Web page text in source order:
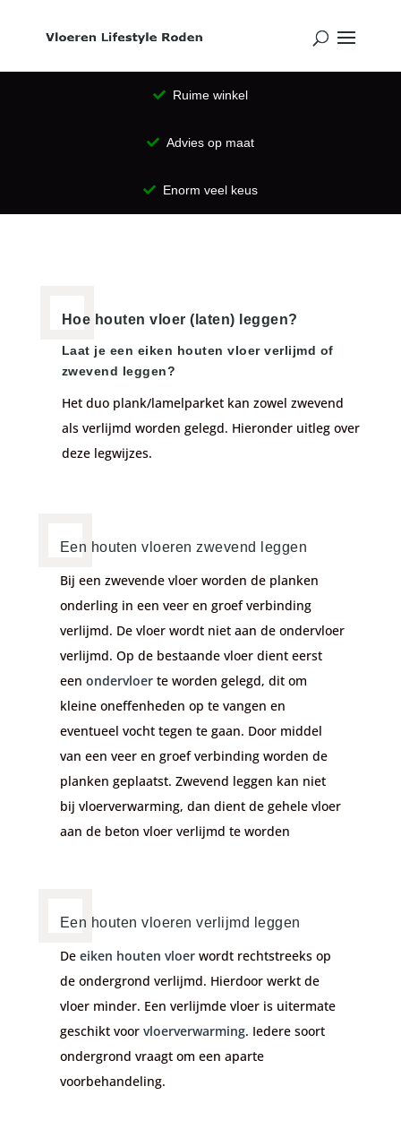
Ruime winkel
Advies op maat
Enorm veel keus
Hoe houten vloer (laten) leggen?
Laat je een eiken houten vloer verlijmd of
zwevend leggen?
Het duo plank/lamelparket kan zowel zwevend
als verlijmd worden gelegd. Hieronder uitleg over
deze legwijzes.
Een houten vloeren zwevend leggen
Bij een zwevende vloer worden de planken
onderling in een veer en groef verbinding
verlijmd. De vloer wordt niet aan de ondervloer
verlijmd. Op de bestaande vloer dient eerst
een ondervloerte worden gelegd, dit om
kleine oneffenheden op te vangen en
eventueel vocht tegen te gaan. Door middel
van een veer en groef verbinding worden de
planken geplaatst. Zwevend leggen kan niet
bij vloerverwarming, dan dient de gehele vloer
aan de beton vloer verlijmd te worden
Een houten vloeren verlijmd leggen
De eiken houten vloerwordt rechtstreeks op
de ondergrond verlijmd. Hierdoor werkt de
vloer minder. Een verlijmde vloer is uitermate
geschikt voor vloerverwarming. Iedere soort
ondergrond vraagt om een aparte
voorbehandeling.